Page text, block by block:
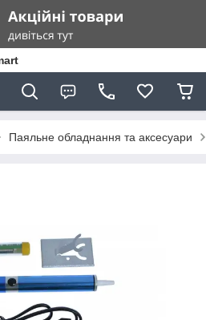
Паяльне обладнання та аксесуари